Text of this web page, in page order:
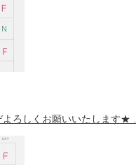
よろしくお願いいたします★